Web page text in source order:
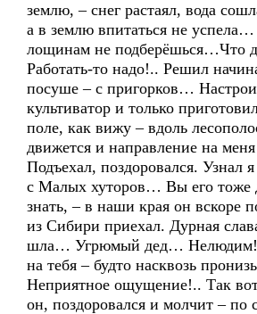
землю, – снег растаял, вода
а в землю впитаться не
лощинам не подберёшься…Что
Работать-то надо!.. Решил
посуше – с пригорков…
культиватор и только
поле, как вижу – вдоль
движется и направление на
Подъехал, поздоровался. Узнал
с Малых хуторов… Вы его тоже
знать, – в наши края он вскоре
из Сибири приехал. Дурная
шла… Угрюмый дед… Нелюдим!
на тебя – будто насквозь
Неприятное ощущение!.. Так
он, поздоровался и молчит – по